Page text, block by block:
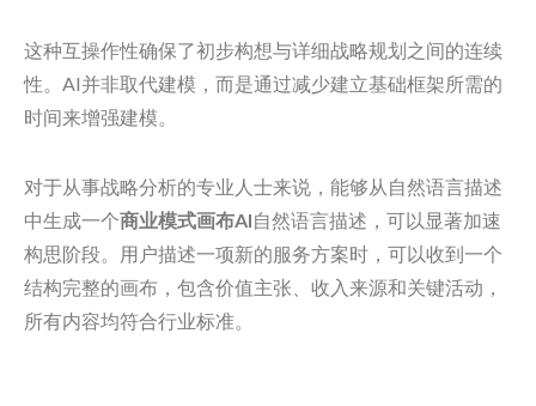
这种互操作性确保了初步构想与详细战略规划之间的连续
性。AI并非取代建模，而是通过减少建立基础框架所需的
时间来增强建模。
对于从事战略分析的专业人士来说，能够从自然语言描述
中生成一个商业模式画布AI自然语言描述，可以显著加速
构思阶段。用户描述一项新的服务方案时，可以收到一个
结构完整的画布，包含价值主张、收入来源和关键活动，
所有内容均符合行业标准。